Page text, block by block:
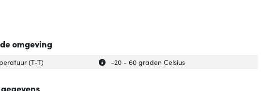
omgeving
Uitleg over 'Bedrijfstemperatuur (T-T)'
Verberg uitleg over 'Bedrijfstemperatuur (T-T)'
(T-T) -20 - 60 graden Celsius